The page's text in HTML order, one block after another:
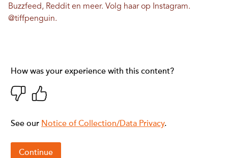
Buzzfeed, Reddit en meer. Volg haar op Instagram.
@tiffpenguin.